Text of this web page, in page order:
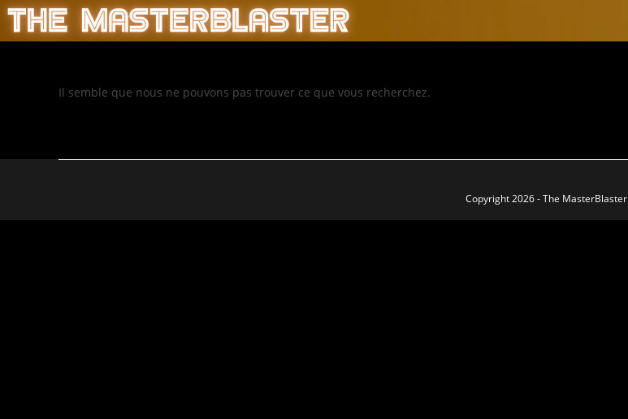
Il semble que nous ne pouvons pas trouver ce que vous recherchez.
Copyright 2026 - The MasterBlaster